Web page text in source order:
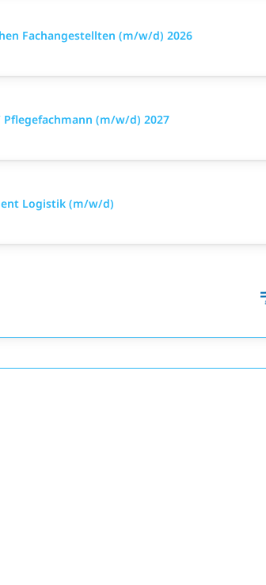
Fachangestellten (m/w/d) 2026
(m/w/d) 2027
Logistik (m/w/d)